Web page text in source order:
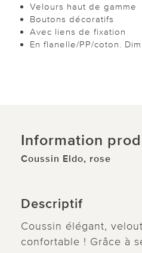
Velours haut de gamme
Boutons décoratifs
Avec liens de fixation
En flanelle/PP/coton.
Information
Coussin Eldo, rose
Descriptif
Coussin élégant,
confortable ! Grâce à